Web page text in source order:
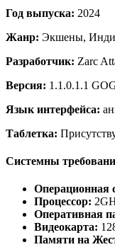
Год выпуска: 2024
Жанр: Экшены, Инди
Разработчик: Zarc
Версия: 1.1.0.1.1
Язык интерфейса:
Таблетка:
Системны
Операционная
Процессор:
Оперативная
Видеокарта:
Памяти на